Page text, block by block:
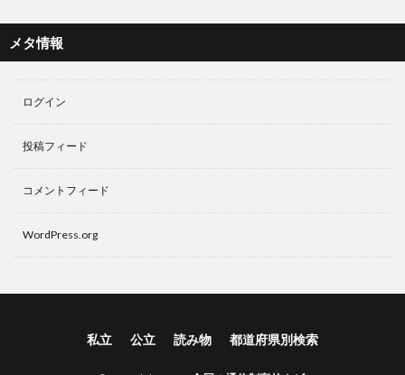
メタ情報
ログイン
投稿フィード
コメントフィード
WordPress.org
私立 公立 読み物 都道府県別検索